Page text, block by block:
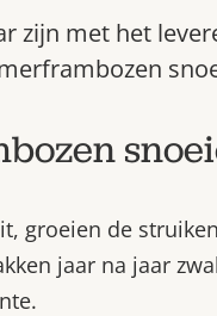
zijn met het
groeien de
jaar na jaar